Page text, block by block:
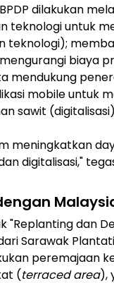
dilakukan
teknologi untuk
teknologi);
biaya
mendukung
mobile untuk
sawit
meningkatkan
digitalisasi,"
"Replanting dan
Sarawak
peremajaan
(terraced area),